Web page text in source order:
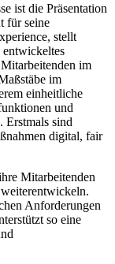
ist die Präsentation
für seine
stellt
entwickeltes
im
im
einheitliche
und
Erstmals sind
digital, fair
Mitarbeitenden
Anforderungen
so eine